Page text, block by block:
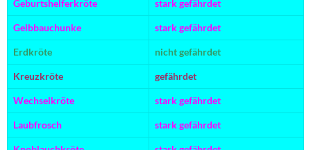
Geburtshelferkröte stark gefährdet
Gelbbauchunke stark gefährdet
Erdkröte nicht gefährdet
Kreuzkröte gefährdet
Wechselkröte stark gefährdet
Laubfrosch stark gefährdet